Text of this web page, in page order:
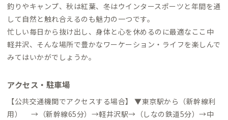
釣りやキャンプ、秋は紅葉、冬はウインタースポーツと年間を通
して自然と触れ合えるのも魅力の一つです。
忙しい毎日から抜け出し、身体と心を休めるのに最適なここ中
軽井沢、そんな場所で豊かなワーケーション・ライフを楽しんで
みてはいかがでしょうか。
アクセス・駐車場
【公共交通機関でアクセスする場合】 ▼東京駅から（新幹線利
用） →（新幹線65分）→軽井沢駅→（しなの鉄道5分）→中